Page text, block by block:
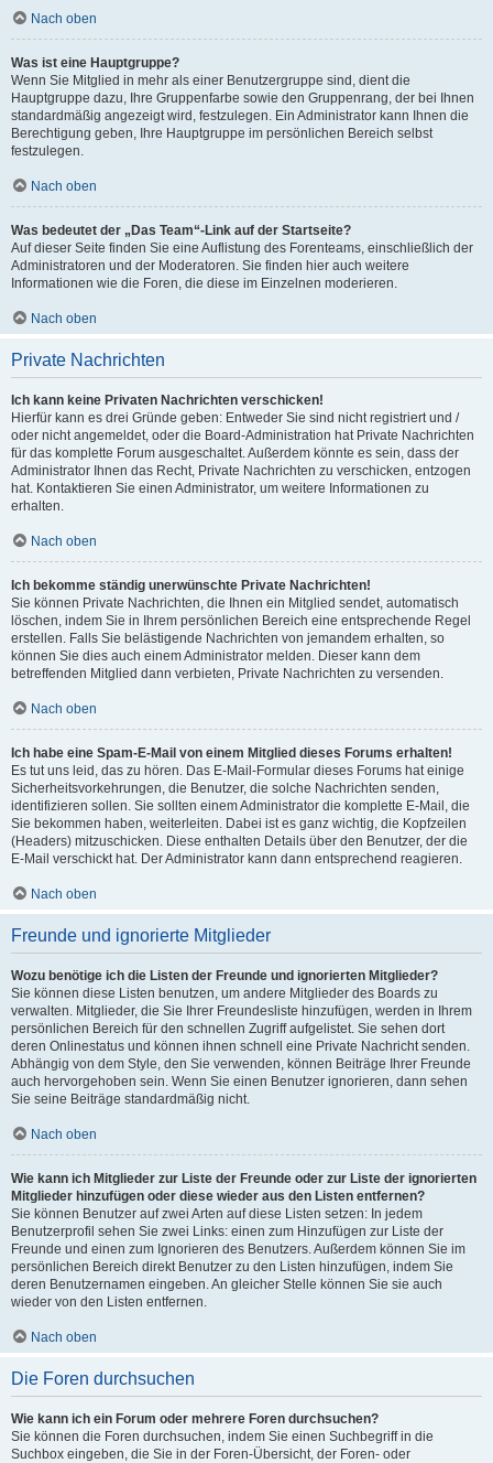
Nach oben
Was ist eine Hauptgruppe?
Wenn Sie Mitglied in mehr als einer Benutzergruppe sind, dient die
Hauptgruppe dazu, Ihre Gruppenfarbe sowie den Gruppenrang, der bei Ihnen
standardmäßig angezeigt wird, festzulegen. Ein Administrator kann Ihnen die
Berechtigung geben, Ihre Hauptgruppe im persönlichen Bereich selbst
festzulegen.
Nach oben
Was bedeutet der „Das Team“-Link auf der Startseite?
Auf dieser Seite finden Sie eine Auflistung des Forenteams, einschließlich der
Administratoren und der Moderatoren. Sie finden hier auch weitere
Informationen wie die Foren, die diese im Einzelnen moderieren.
Nach oben
Private Nachrichten
Ich kann keine Privaten Nachrichten verschicken!
Hierfür kann es drei Gründe geben: Entweder Sie sind nicht registriert und /
oder nicht angemeldet, oder die Board-Administration hat Private Nachrichten
für das komplette Forum ausgeschaltet. Außerdem könnte es sein, dass der
Administrator Ihnen das Recht, Private Nachrichten zu verschicken, entzogen
hat. Kontaktieren Sie einen Administrator, um weitere Informationen zu
erhalten.
Nach oben
Ich bekomme ständig unerwünschte Private Nachrichten!
Sie können Private Nachrichten, die Ihnen ein Mitglied sendet, automatisch
löschen, indem Sie in Ihrem persönlichen Bereich eine entsprechende Regel
erstellen. Falls Sie belästigende Nachrichten von jemandem erhalten, so
können Sie dies auch einem Administrator melden. Dieser kann dem
betreffenden Mitglied dann verbieten, Private Nachrichten zu versenden.
Nach oben
Ich habe eine Spam-E-Mail von einem Mitglied dieses Forums erhalten!
Es tut uns leid, das zu hören. Das E-Mail-Formular dieses Forums hat einige
Sicherheitsvorkehrungen, die Benutzer, die solche Nachrichten senden,
identifizieren sollen. Sie sollten einem Administrator die komplette E-Mail, die
Sie bekommen haben, weiterleiten. Dabei ist es ganz wichtig, die Kopfzeilen
(Headers) mitzuschicken. Diese enthalten Details über den Benutzer, der die
E-Mail verschickt hat. Der Administrator kann dann entsprechend reagieren.
Nach oben
Freunde und ignorierte Mitglieder
Wozu benötige ich die Listen der Freunde und ignorierten Mitglieder?
Sie können diese Listen benutzen, um andere Mitglieder des Boards zu
verwalten. Mitglieder, die Sie Ihrer Freundesliste hinzufügen, werden in Ihrem
persönlichen Bereich für den schnellen Zugriff aufgelistet. Sie sehen dort
deren Onlinestatus und können ihnen schnell eine Private Nachricht senden.
Abhängig von dem Style, den Sie verwenden, können Beiträge Ihrer Freunde
auch hervorgehoben sein. Wenn Sie einen Benutzer ignorieren, dann sehen
Sie seine Beiträge standardmäßig nicht.
Nach oben
Wie kann ich Mitglieder zur Liste der Freunde oder zur Liste der ignorierten
Mitglieder hinzufügen oder diese wieder aus den Listen entfernen?
Sie können Benutzer auf zwei Arten auf diese Listen setzen: In jedem
Benutzerprofil sehen Sie zwei Links: einen zum Hinzufügen zur Liste der
Freunde und einen zum Ignorieren des Benutzers. Außerdem können Sie im
persönlichen Bereich direkt Benutzer zu den Listen hinzufügen, indem Sie
deren Benutzernamen eingeben. An gleicher Stelle können Sie sie auch
wieder von den Listen entfernen.
Nach oben
Die Foren durchsuchen
Wie kann ich ein Forum oder mehrere Foren durchsuchen?
Sie können die Foren durchsuchen, indem Sie einen Suchbegriff in die
Suchbox eingeben, die Sie in der Foren-Übersicht, der Foren- oder